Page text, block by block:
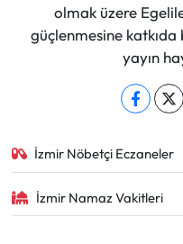
olmak üzere
güçlenmesine katkıda
yayın
İzmir Nöbetçi Eczaneler
İzmir Namaz Vakitleri